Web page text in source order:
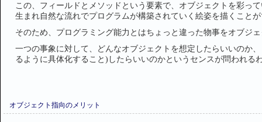
この、フィールドとメソッドという要素で、オブジェクトを彩っ
生まれ自然な流れでプログラムが構築されていく絵姿を描くこと
そのため、プログラミング能力とはちょっと違った物事をオブジ
一つの事象に対して、どんなオブジェクトを想定したらいいのか
るように具体化すること)したらいいのかというセンスが問われる
オブジェクト指向のメリット